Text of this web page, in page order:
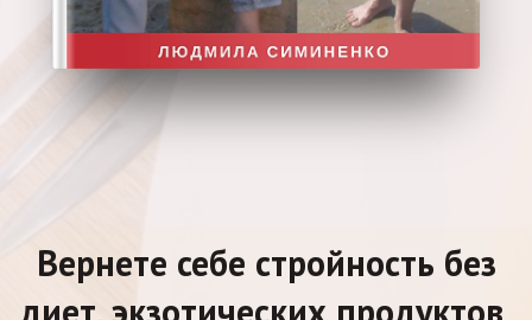
Вернете себе стройность без